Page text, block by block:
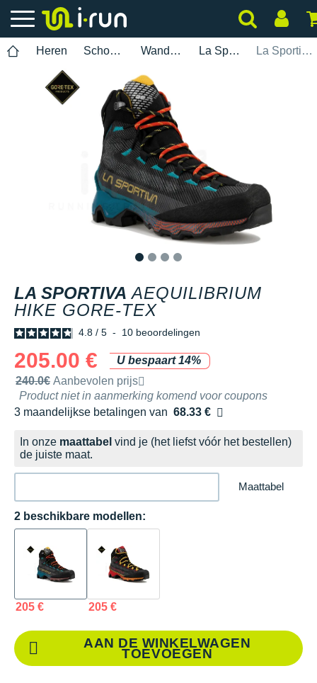
Heren Schoenen Wandelen La Sportiva La Sportiva Aequilibrium Hike Gore-Tex
LA SPORTIVA AEQUILIBRIUM
HIKE GORE-TEX
4.8 / 5 - 10 beoordelingen
205.00 €
U bespaart 14%
Door het merk aanbevolen verkoopprijs
240.0€ Aanbevolen prijs
Product niet in aanmerking komend voor coupons
3 maandelijkse betalingen van 68.33 €
zonder kosten
In onze maattabel vind je (het liefst vóór het bestellen)
de juiste maat.
Maattabel
2 beschikbare modellen:
205 € 205 €
AAN DE WINKELWAGEN
TOEVOEGEN